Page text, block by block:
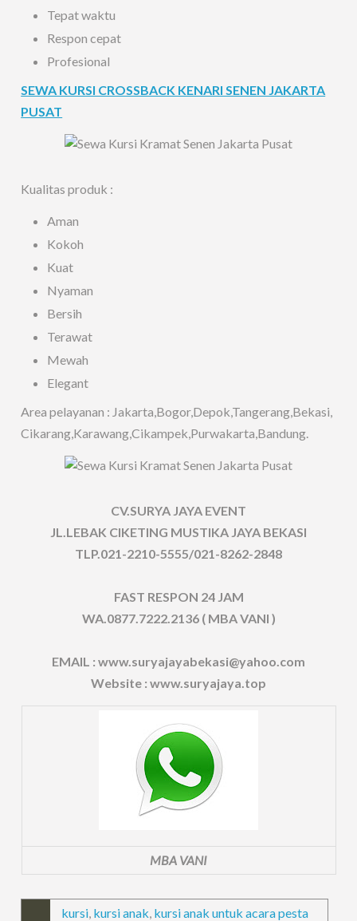
Tepat waktu
Respon cepat
Profesional
SEWA KURSI CROSSBACK KENARI SENEN JAKARTA
PUSAT
Kualitas produk :
Aman
Kokoh
Kuat
Nyaman
Bersih
Terawat
Mewah
Elegant
Area pelayanan : Jakarta,Bogor,Depok,Tangerang,Bekasi,
Cikarang,Karawang,Cikampek,Purwakarta,Bandung.
CV.SURYA JAYA EVENT
JL.LEBAK CIKETING MUSTIKA JAYA BEKASI
TLP.021-2210-5555/021-8262-2848
FAST RESPON 24 JAM
WA.0877.7222.2136 ( MBA VANI )
EMAIL : www.suryajayabekasi@yahoo.com
Website : www.suryajaya.top
MBA VANI
kursi, kursi anak, kursi anak untuk acara pesta